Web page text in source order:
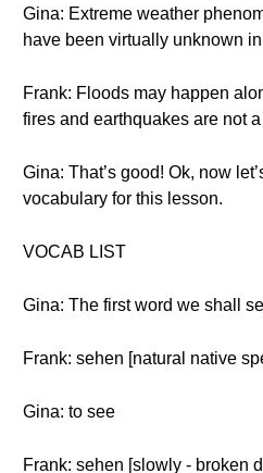
Gina: Extreme weather
have been virtually unknown
Frank: Floods may happen
fires and earthquakes are not
Gina: That’s good! Ok, now
vocabulary for this lesson.
VOCAB LIST
Gina: The first word we shall
Frank: sehen [natural native
Gina: to see
Frank: sehen [slowly - broken